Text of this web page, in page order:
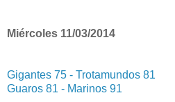
Miércoles 11/03/2014
Gigantes 75 - Trotamundos 81
Guaros 81 - Marinos 91